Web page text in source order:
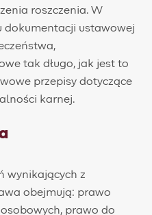
roszczenia. W
dokumentacji ustawowej
tak długo, jak jest to
przepisy dotyczące
karnej.
wynikających z
obejmują: prawo
prawo do